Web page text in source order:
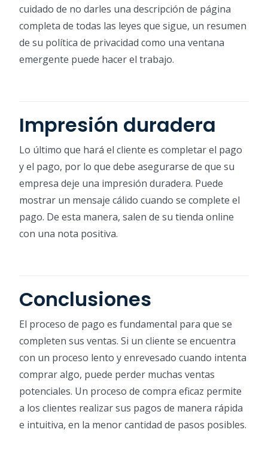
cuidado de no darles una descripción de página
completa de todas las leyes que sigue, un resumen
de su política de privacidad como una ventana
emergente puede hacer el trabajo.
Impresión duradera
Lo último que hará el cliente es completar el pago
y el pago, por lo que debe asegurarse de que su
empresa deje una impresión duradera. Puede
mostrar un mensaje cálido cuando se complete el
pago. De esta manera, salen de su tienda online
con una nota positiva.
Conclusiones
El proceso de pago es fundamental para que se
completen sus ventas. Si un cliente se encuentra
con un proceso lento y enrevesado cuando intenta
comprar algo, puede perder muchas ventas
potenciales. Un proceso de compra eficaz permite
a los clientes realizar sus pagos de manera rápida
e intuitiva, en la menor cantidad de pasos posibles.